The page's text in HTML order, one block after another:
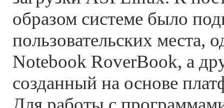
образом системе было
пользовательских места,
Notebook RoverBook, а
созданный на основе